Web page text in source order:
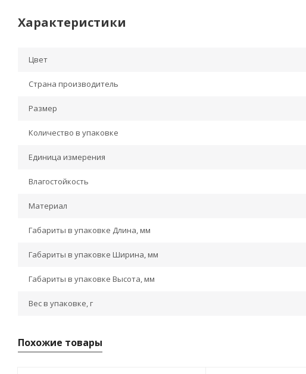
Характеристики
Цвет
Страна производитель
Размер
Количество в упаковке
Единица измерения
Влагостойкость
Материал
Габариты в упаковке Длина, мм
Габариты в упаковке Ширина, мм
Габариты в упаковке Высота, мм
Вес в упаковке, г
Похожие товары